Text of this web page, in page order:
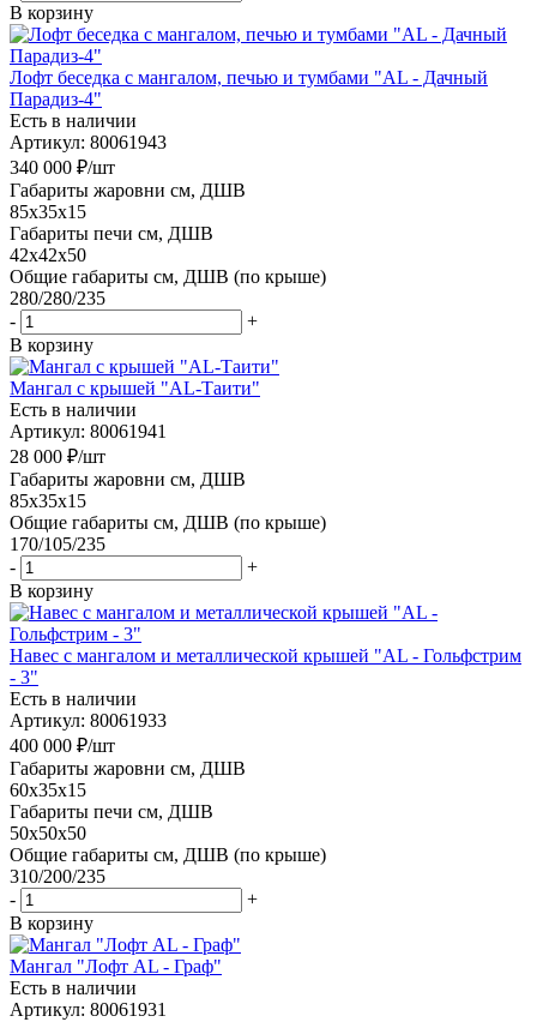
В корзину
Лофт беседка с мангалом, печью и тумбами "AL - Дачный
Парадиз-4"
Есть в наличии
Артикул: 80061943
340 000 ₽/шт
Габариты жаровни см, ДШВ
85x35x15
Габариты печи см, ДШВ
42x42x50
Общие габариты см, ДШВ (по крыше)
280/280/235
-
+
В корзину
Мангал с крышей "AL-Таити"
Есть в наличии
Артикул: 80061941
28 000 ₽/шт
Габариты жаровни см, ДШВ
85x35x15
Общие габариты см, ДШВ (по крыше)
170/105/235
-
+
В корзину
Навес с мангалом и металлической крышей "AL - Гольфстрим
- 3"
Есть в наличии
Артикул: 80061933
400 000 ₽/шт
Габариты жаровни см, ДШВ
60x35x15
Габариты печи см, ДШВ
50x50x50
Общие габариты см, ДШВ (по крыше)
310/200/235
-
+
В корзину
Мангал "Лофт AL - Граф"
Есть в наличии
Артикул: 80061931